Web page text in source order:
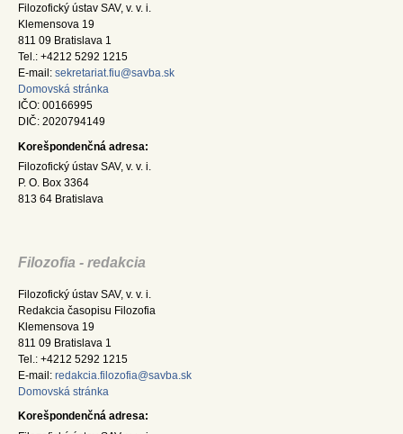
Filozofický ústav SAV, v. v. i.
Klemensova 19
811 09 Bratislava 1
Tel.: +4212 5292 1215
E-mail: sekretariat.fiu@savba.sk
Domovská stránka
IČO: 00166995
DIČ: 2020794149
Korešpondenčná adresa:
Filozofický ústav SAV, v. v. i.
P. O. Box 3364
813 64 Bratislava
Filozofia - redakcia
Filozofický ústav SAV, v. v. i.
Redakcia časopisu Filozofia
Klemensova 19
811 09 Bratislava 1
Tel.: +4212 5292 1215
E-mail: redakcia.filozofia@savba.sk
Domovská stránka
Korešpondenčná adresa: